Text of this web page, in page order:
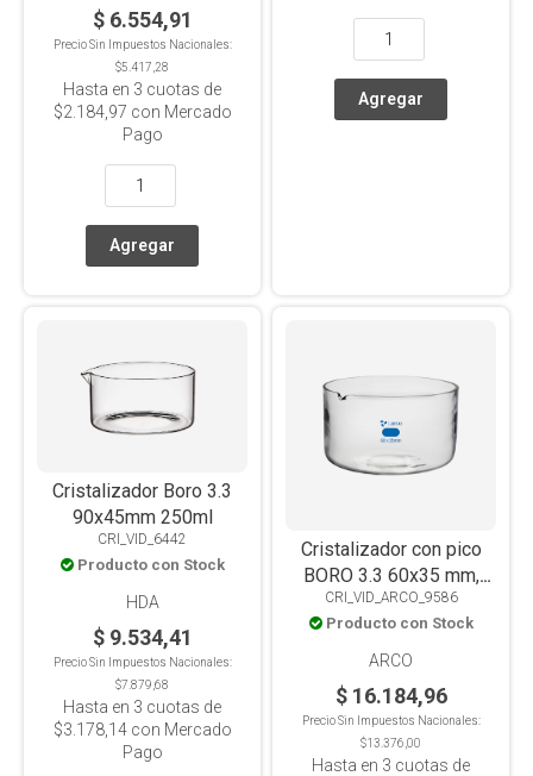
$ 6.554,91
Precio Sin Impuestos Nacionales:
$5.417,28
Hasta en 3 cuotas de
$2.184,97 con Mercado
Pago
Cristalizador Boro 3.3
90x45mm 250ml
CRI_VID_6442
Producto con Stock
HDA
$ 9.534,41
Precio Sin Impuestos Nacionales:
$7.879,68
Hasta en 3 cuotas de
$3.178,14con Mercado
Pago
Cristalizador con pico
BORO 3.3 60x35 mm,
90ml
CRI_VID_ARCO_9586
Producto con Stock
ARCO
$ 16.184,96
Precio Sin Impuestos Nacionales:
$13.376,00
Hasta en 3 cuotas de